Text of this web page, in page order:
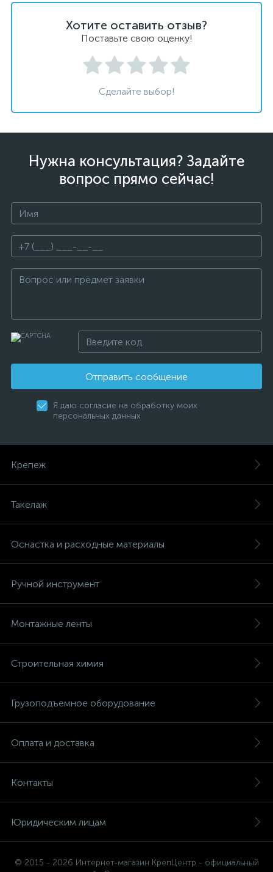
Хотите оставить отзыв?
Поставьте свою оценку!
Сделайте выбор!
Нужна консультация? Задайте
вопрос прямо сейчас!
Отправить сообщение
Я даю согласие на обработку моих
персональных данных
Крепеж
Такелаж
Оснастка и расходные материалы
Ручной инструмент
Монтажные ленты
Строительная химия
Грузоподъемное оборудование
Оплата и доставка
Контакты
Юридическим лицам
© 2015 - 2026 Интернет-магазин КрепЦентр - официальный